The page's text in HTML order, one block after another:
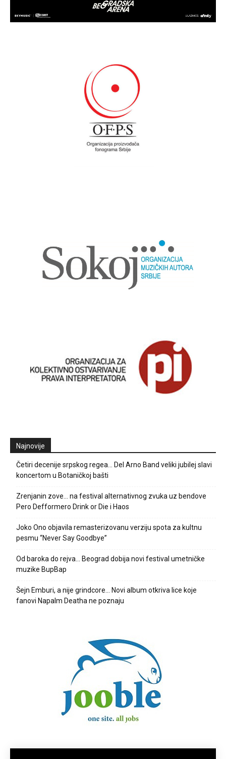
Najnovije
Četiri decenije srpskog regea… Del Arno Band veliki jubilej slavi
koncertom u Botaničkoj bašti
Zrenjanin zove… na festival alternativnog zvuka uz bendove
Pero Defformero Drink or Die i Haos
Joko Ono objavila remasterizovanu verziju spota za kultnu
pesmu “Never Say Goodbye”
Od baroka do rejva… Beograd dobija novi festival umetničke
muzike BupBap
Šejn Emburi, a nije grindcore… Novi album otkriva lice koje
fanovi Napalm Deatha ne poznaju